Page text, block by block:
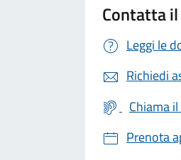
Contatta
Leggi le
Richiedi
Chiama
Prenota